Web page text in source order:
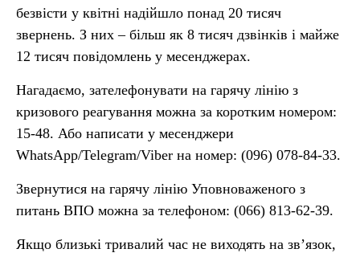
безвісти у квітні надійшло понад 20 тисяч
звернень. З них – більш як 8 тисяч дзвінків і майже
12 тисяч повідомлень у месенджерах.
Нагадаємо, зателефонувати на гарячу лінію з
кризового реагування можна за коротким номером:
15-48. Або написати у месенджери
WhatsApp/Telegram/Viber на номер: (096) 078-84-33.
Звернутися на гарячу лінію Уповноваженого з
питань ВПО можна за телефоном: (066) 813-62-39.
Якщо близькі тривалий час не виходять на зв’язок,